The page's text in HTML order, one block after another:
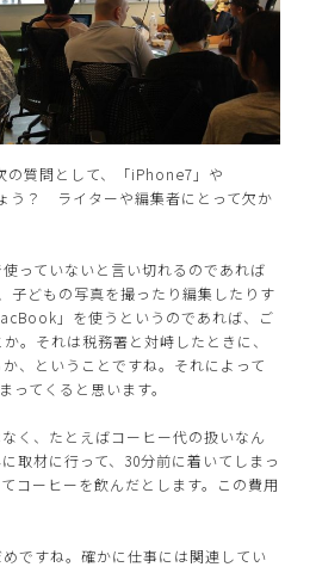
の質問として、「iPhone7」や
う？ ライターや編集者にとって欠か
っていないと言い切れるのであれば
子どもの写真を撮ったり編集したりす
」を使うというのであれば、ご
。それは税務署と対峙したときに、
、ということですね。それによって
ってくると思います。
く、たとえばコーヒー代の扱いなん
取材に行って、30分前に着いてしまっ
コーヒーを飲んだとします。この費用
ですね。確かに仕事には関連してい